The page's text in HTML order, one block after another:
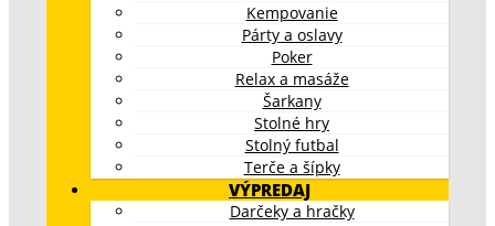
Kempovanie
Párty a oslavy
Poker
Relax a masáže
Šarkany
Stolné hry
Stolný futbal
Terče a šípky
VÝPREDAJ
Darčeky a hračky